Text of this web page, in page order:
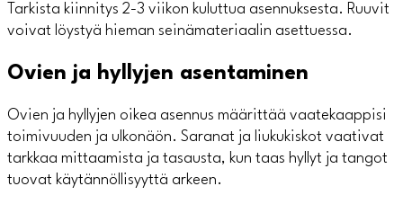
Tarkista kiinnitys 2-3 viikon kuluttua asennuksesta. Ruuvit
voivat löystyä hieman seinämateriaalin asettuessa.
Ovien ja hyllyjen asentaminen
Ovien ja hyllyjen oikea asennus määrittää vaatekaappisi
toimivuuden ja ulkonäön. Saranat ja liukukiskot vaativat
tarkkaa mittaamista ja tasausta, kun taas hyllyt ja tangot
tuovat käytännöllisyyttä arkeen.